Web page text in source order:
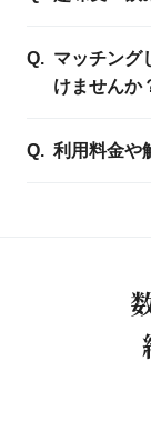
マッチング
けませんか
利用料金や